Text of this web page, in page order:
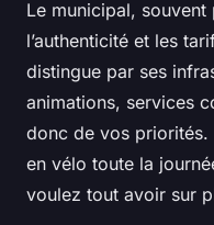
Le municipal,
l’authenticité et les
distingue par ses
animations, services
donc de vos priorités.
en vélo toute la
voulez tout avoir sur